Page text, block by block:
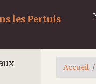
les Pertuis
Accueil